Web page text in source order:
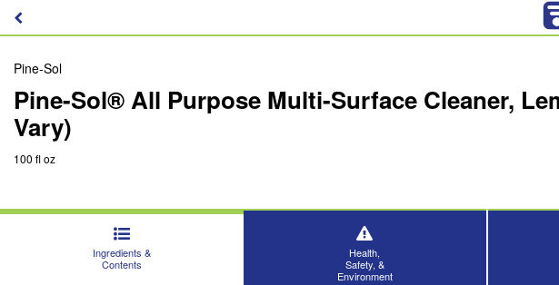
Pine-Sol
Pine-Sol® All Purpose Multi-Surface Cleaner,
Vary)
100 fl oz
Ingredients &
Contents
Health,
Safety, &
Environment